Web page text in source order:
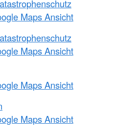
Maps Ansicht
Maps Ansicht
Maps Ansicht
Maps Ansicht